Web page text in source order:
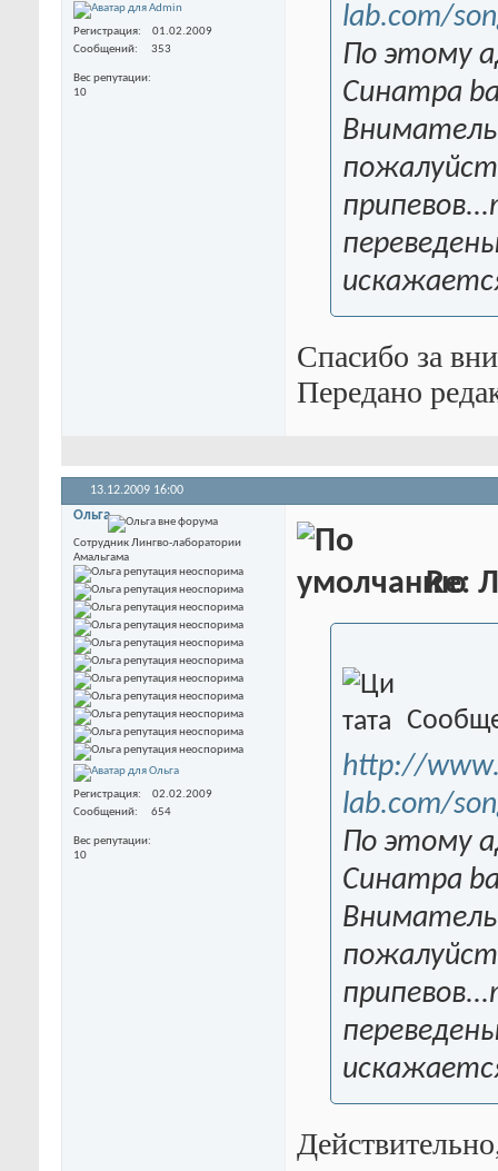
Регистрация
01.02.2009
Сообщений
353
Вес репутации
10
lab.com/
По этому
Синатра
Спасибо за
Передано
13.12.2009 16:00
Ольга
Сотрудник Лингво-лаборатории
Амальгама
Регистрация
02.02.2009
Сообщений
654
Вес репутации
10
Re:
http://
lab.com/
По этому
Синатра